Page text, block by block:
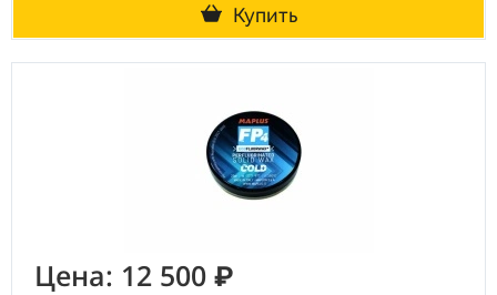
Купить
Цена: 12 500 ₽